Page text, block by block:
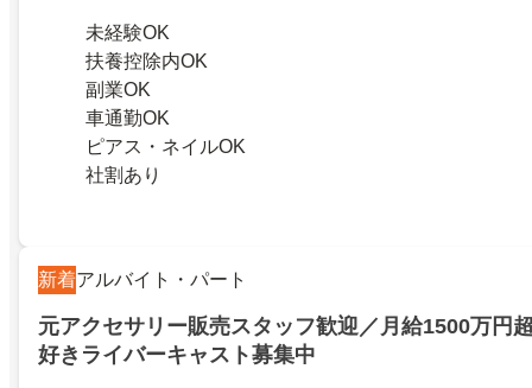
未経験OK
扶養控除内OK
副業OK
車通勤OK
ピアス・ネイルOK
社割あり
新着アルバイト・パート
元アクセサリー販売スタッフ歓迎／月給1500万円
好きライバーキャスト募集中